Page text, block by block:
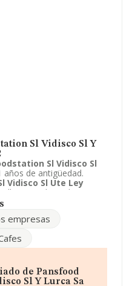
Sl Vidisco Sl Y
Sl Vidisco Sl
años de antigüedad.
Vidisco Sl Ute Ley
Coutadas Salgueira,
actividad CNAE como
y tabaco. La empresa
empresas
de Pansfood
Sl Y Lurca Sa